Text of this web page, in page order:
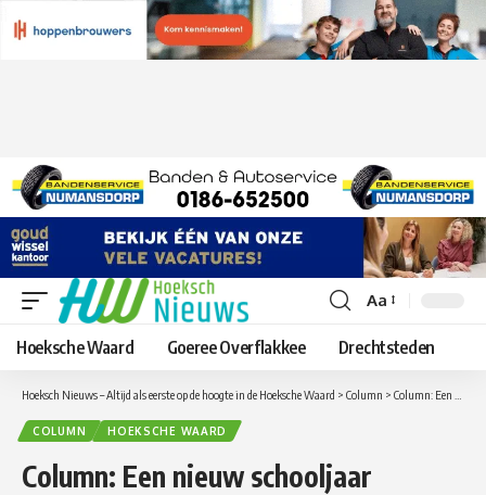
Lettergrootte
aanpassen
Aa
Hoeksche Waard Goeree Overflakkee Drechtsteden
Hoeksch Nieuws – Altijd als eerste op de hoogte in de Hoeksche Waard > Column > Column: Een nieuw schooljaar
COLUMN HOEKSCHE WAARD
Column: Een nieuw schooljaar